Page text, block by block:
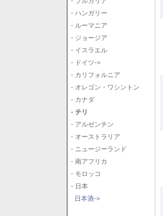
- ハンガリー
- ルーマニア
- ジョージア
- イスラエル
- ドイツ->
- カリフォルニア
- オレゴン・ワシントン
- カナダ
- チリ
- アルゼンチン
- オーストラリア
- ニュージーランド
- 南アフリカ
- モロッコ
- 日本
日本酒->